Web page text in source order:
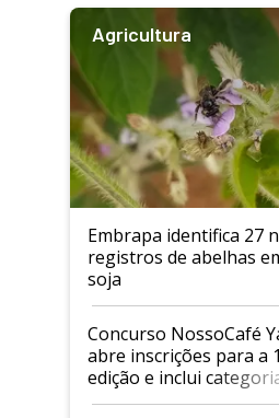
Agricultura
Embrapa identifica 27
registros de abelhas
soja
Concurso NossoCafé
abre inscrições para a
edição e inclui
cafés Canephora